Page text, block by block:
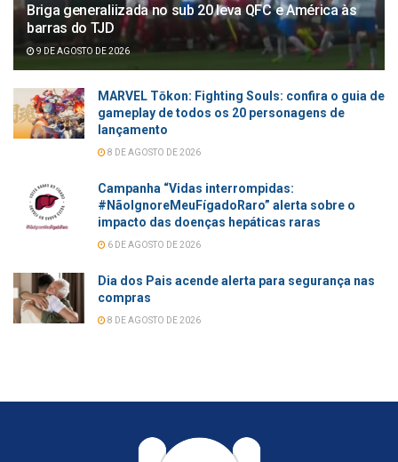
Briga generaliizada no sub 20 leva QFC e América às
barras do TJD
9 DE AGOSTO DE 2026
MARVEL Tōkon: Fighting Souls: confira o guia de
gameplay de todos os 20 personagens de
lançamento
8 DE AGOSTO DE 2026
Campanha “Vidas interrompidas:
#NãoIgnoreMeuFígadoRaro” alerta sobre o
impacto das doenças hepáticas raras
6 DE AGOSTO DE 2026
Dia dos Pais acende alerta para segurança nas
compras
8 DE AGOSTO DE 2026